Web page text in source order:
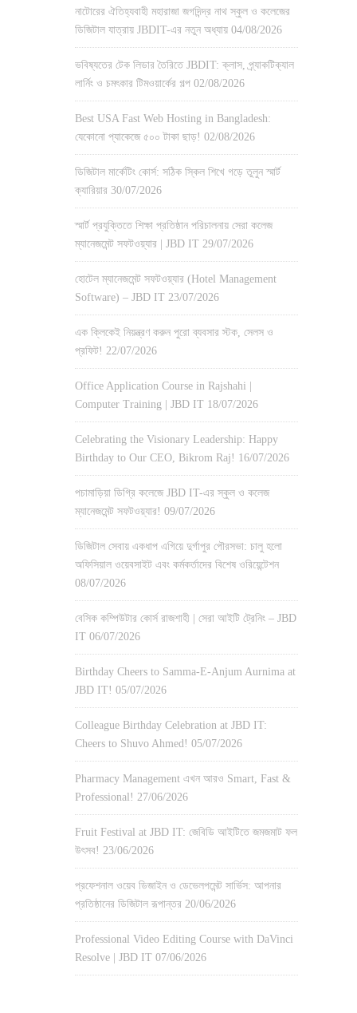
নাটোরের ঐতিহ্যবাহী মহারাজা জগদিন্দ্র নাথ স্কুল ও কলেজের
ডিজিটাল যাত্রায় JBDIT-এর নতুন অধ্যায় 04/08/2026
ভবিষ্যতের টেক লিডার তৈরিতে JBDIT: ক্লাস, প্র্যাকটিক্যাল
লার্নিং ও চমৎকার টিমওয়ার্কের গল্প 02/08/2026
Best USA Fast Web Hosting in Bangladesh:
যেকোনো প্যাকেজে ৫০০ টাকা ছাড়! 02/08/2026
ডিজিটাল মার্কেটিং কোর্স: সঠিক স্কিল শিখে গড়ে তুলুন স্মার্ট
ক্যারিয়ার 30/07/2026
স্মার্ট প্রযুক্তিতে শিক্ষা প্রতিষ্ঠান পরিচালনায় সেরা কলেজ
ম্যানেজমেন্ট সফটওয়্যার | JBD IT 29/07/2026
হোটেল ম্যানেজমেন্ট সফটওয়্যার (Hotel Management
Software) – JBD IT 23/07/2026
এক ক্লিকেই নিয়ন্ত্রণ করুন পুরো ব্যবসার স্টক, সেলস ও
প্রফিট! 22/07/2026
Office Application Course in Rajshahi |
Computer Training | JBD IT 18/07/2026
Celebrating the Visionary Leadership: Happy
Birthday to Our CEO, Bikrom Raj! 16/07/2026
পচামাড়িয়া ডিগ্রি কলেজে JBD IT-এর স্কুল ও কলেজ
ম্যানেজমেন্ট সফটওয়্যার! 09/07/2026
ডিজিটাল সেবায় একধাপ এগিয়ে দুর্গাপুর পৌরসভা: চালু হলো
অফিসিয়াল ওয়েবসাইট এবং কর্মকর্তাদের বিশেষ ওরিয়েন্টেশন
08/07/2026
বেসিক কম্পিউটার কোর্স রাজশাহী | সেরা আইটি ট্রেনিং – JBD
IT 06/07/2026
Birthday Cheers to Samma-E-Anjum Aurnima at
JBD IT! 05/07/2026
Colleague Birthday Celebration at JBD IT:
Cheers to Shuvo Ahmed! 05/07/2026
Pharmacy Management এখন আরও Smart, Fast &
Professional! 27/06/2026
Fruit Festival at JBD IT: জেবিডি আইটিতে জমজমাট ফল
উৎসব! 23/06/2026
প্রফেশনাল ওয়েব ডিজাইন ও ডেভেলপমেন্ট সার্ভিস: আপনার
প্রতিষ্ঠানের ডিজিটাল রূপান্তর 20/06/2026
Professional Video Editing Course with DaVinci
Resolve | JBD IT 07/06/2026